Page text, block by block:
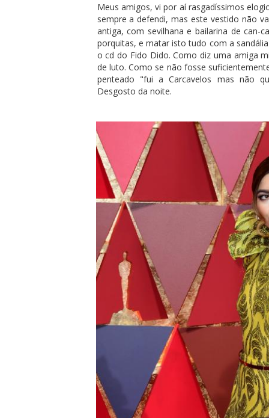
Meus amigos, vi por aí rasgadíssimos
sempre a defendi, mas este vestido não
antiga, com sevilhana e bailarina de can-
porquitas, e matar isto tudo com a
o cd do Fido Dido. Como diz uma amiga
de luto. Como se não fosse
penteado "fui a Carcavelos mas não
Desgosto da noite.